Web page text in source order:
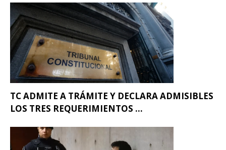
TC ADMITE A TRÁMITE Y DECLARA ADMISIBLES
LOS TRES REQUERIMIENTOS ...